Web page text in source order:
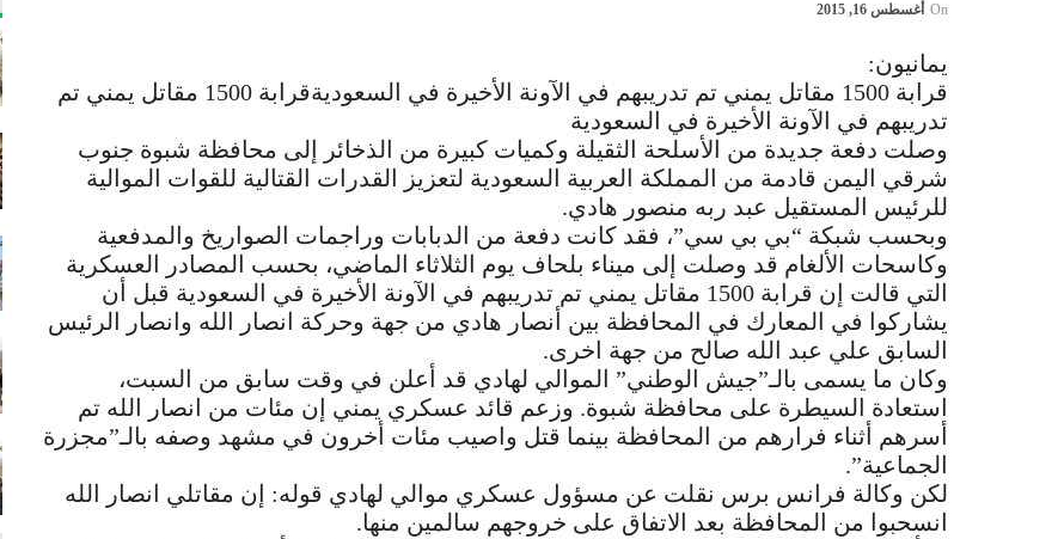
On أغسطس 16, 2015
يمانيون:
قرابة 1500 مقاتل يمني تم تدريبهم في الآونة الأخيرة في السعوديةقرابة 1500 مقاتل يمني تم
تدريبهم في الآونة الأخيرة في السعودية
وصلت دفعة جديدة من الأسلحة الثقيلة وكميات كبيرة من الذخائر إلى محافظة شبوة جنوب
شرقي اليمن قادمة من المملكة العربية السعودية لتعزيز القدرات القتالية للقوات الموالية
للرئيس المستقيل عبد ربه منصور هادي.
وبحسب شبكة “بي بي سي”، فقد كانت دفعة من الدبابات وراجمات الصواريخ والمدفعية
وكاسحات الألغام قد وصلت إلى ميناء بلحاف يوم الثلاثاء الماضي، بحسب المصادر العسكرية
التي قالت إن قرابة 1500 مقاتل يمني تم تدريبهم في الآونة الأخيرة في السعودية قبل أن
يشاركوا في المعارك في المحافظة بين أنصار هادي من جهة وحركة انصار الله وانصار الرئيس
السابق علي عبد الله صالح من جهة اخرى.
وكان ما يسمى بالـ”جيش الوطني” الموالي لهادي قد أعلن في وقت سابق من السبت،
استعادة السيطرة على محافظة شبوة. وزعم قائد عسكري يمني إن مئات من انصار الله تم
أسرهم أثناء فرارهم من المحافظة بينما قتل واصيب مئات أخرون في مشهد وصفه بالـ”مجزرة
الجماعية”.
لكن وكالة فرانس برس نقلت عن مسؤول عسكري موالي لهادي قوله: إن مقاتلي انصار الله
انسحبوا من المحافظة بعد الاتفاق على خروجهم سالمين منها.